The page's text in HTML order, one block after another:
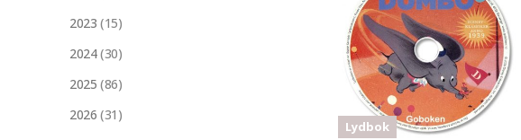
Lydbok
2023 (15)
2024(30)
2025 (86)
2026 (31)